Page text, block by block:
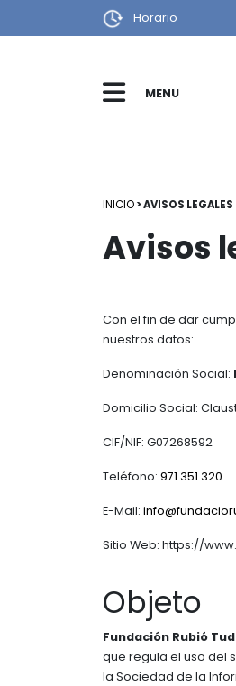
Horario
MENU
INICIO
FERIA DE LA
LA
INICIO> AVISOS LEGALES
Avisos
Con el fin de dar
nuestros datos:
Denominación Social:
Domicilio Social:
CIF/NIF: G07268592
Teléfono: 971 351 320
E-Mail:
Sitio Web: https://
Objeto
Fundación Rubió
que regula el uso del
la Sociedad de la